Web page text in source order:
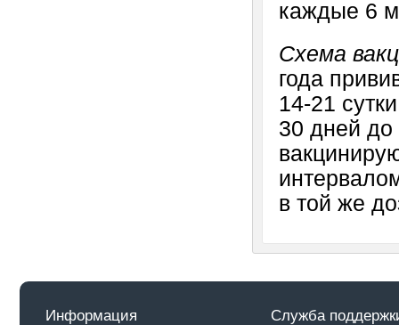
каждые 6
Схема
года
14-21
30 дней до
в той же
Информация Служба